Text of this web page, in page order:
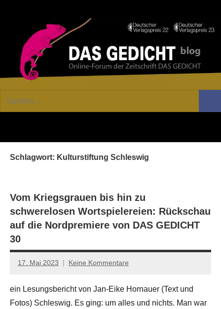
GEDICHT
Forum
von
und
Suchen
Schlagwort: Kulturstiftung Schleswig
Vom Kriegsgrauen bis hin zu
schwerelosen Wortspielereien: Rückschau
auf die Nordpremiere von DAS GEDICHT
30
17. Mai 2023
Jan-
Hornauer
für
Keine Kommentare
ein Lesungsbericht von Jan-Eike Hornauer (Text und
Fotos) Schleswig. Es ging: um alles und nichts. Man war